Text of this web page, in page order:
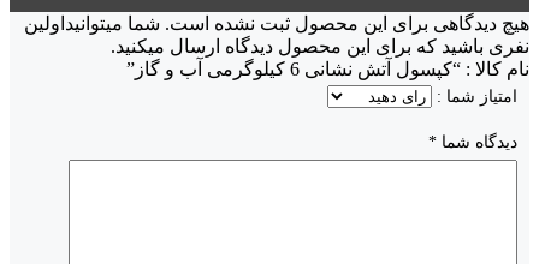
هیچ دیدگاهی برای این محصول ثبت نشده است. شما میتوانیداولین
نفری باشید که برای این محصول دیدگاه ارسال میکنید.
نام کالا : “کپسول آتش نشانی 6 کیلوگرمی آب و گاز”
امتیاز شما :
دیدگاه شما *